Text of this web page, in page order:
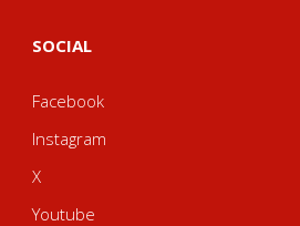
SOCIAL
Facebook
Instagram
X
Youtube